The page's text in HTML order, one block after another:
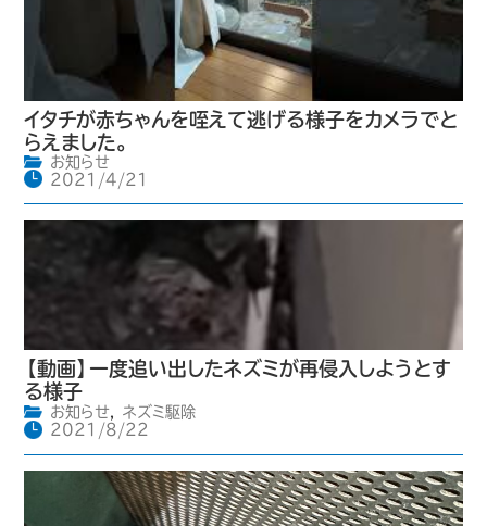
イタチが赤ちゃんを咥えて逃げる様子をカメラでと
らえました。
お知らせ
2021/4/21
【動画】一度追い出したネズミが再侵入しようとす
る様子
お知らせ,
ネズミ駆除
2021/8/22